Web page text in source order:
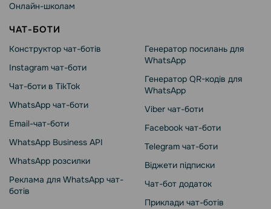
Онлайн-школам
ЧАТ-БОТИ
Конструктор чат-ботів
Instagram чат-боти
Чат-боти в TikTok
WhatsApp чат-боти
Email-чат-боти
WhatsApp Business API
WhatsApp розсилки
Реклама для WhatsApp чат-
ботів
Генератор посилань для
WhatsApp
Генератор QR-кодів для
WhatsApp
Viber чат-боти
Facebook чат-боти
Telegram чат-боти
Віджети підписки
Чат-бот додаток
Приклади чат-ботів